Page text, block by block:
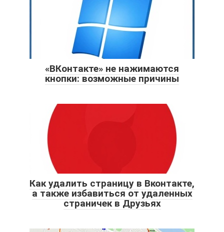
«ВКонтакте» не нажимаются
кнопки: возможные причины
Как удалить страницу в Вконтакте,
а также избавиться от удаленных
страничек в Друзьях